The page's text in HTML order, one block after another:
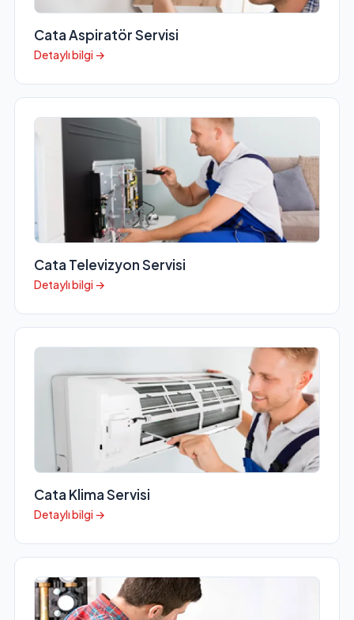
Cata Aspiratör Servisi
Detaylı bilgi →
Cata Televizyon Servisi
Detaylı bilgi →
Cata Klima Servisi
Detaylı bilgi →